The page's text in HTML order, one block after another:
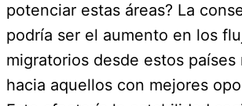
potenciar estas áreas? La
podría ser el aumento en los
migratorios desde estos países
hacia aquellos con mejores